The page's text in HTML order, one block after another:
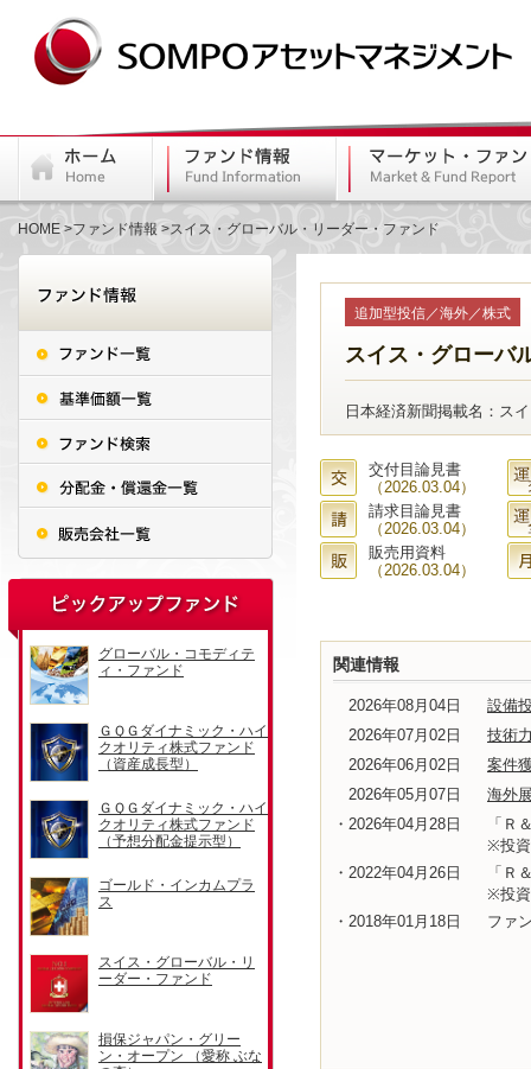
HOME ファンド情報 スイス・グローバル・リーダー・ファンド
追加型投信／海外／株式
スイス・グローバ
日本経済新聞掲載名：ス
交付目論見書
（2026.03.04）
請求目論見書
（2026.03.04）
販売用資料
（2026.03.04）
関連情報
2026年08月04日
設備
2026年07月02日
技術
2026年06月02日
案件
2026年05月07日
海外
・2026年04月28日
「Ｒ
※投
・2022年04月26日
「Ｒ
※投
・2018年01月18日
ファ